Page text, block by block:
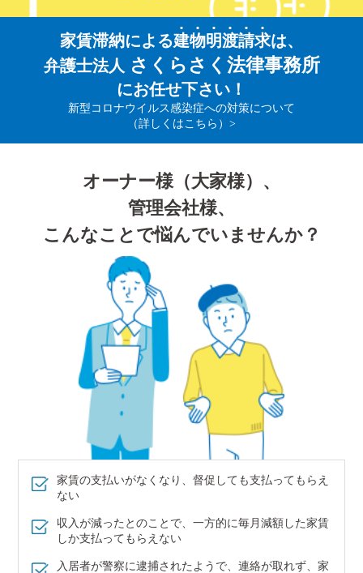
家賃滞納による建物明渡請求は、
弁護士法人 さくらさく法律事務所
にお任せ下さい！
新型コロナウイルス感染症への対策について
（詳しくはこちら）>
オーナー様（大家様）、
管理会社様、
こんなことで悩んでいませんか？
家賃の支払いがなくなり、督促しても支払ってもらえ
ない
収入が減ったとのことで、一方的に毎月減額した家賃
しか支払ってもらえない
入居者が警察に逮捕されたようで、連絡が取れず、家